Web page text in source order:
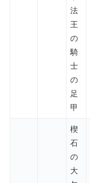
法
王
の
騎
士
の
足
甲
楔
石
の
大